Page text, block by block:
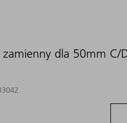
dla 50mm C/